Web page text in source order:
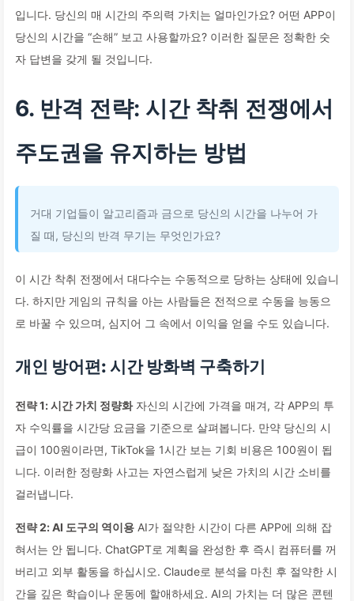
입니다. 당신의 매 시간의 주의력 가치는 얼마인가요? 어떤 APP이
당신의 시간을 “손해” 보고 사용할까요? 이러한 질문은 정확한 숫
자 답변을 갖게 될 것입니다.
6. 반격 전략: 시간 착취 전쟁에서
주도권을 유지하는 방법
거대 기업들이 알고리즘과 금으로 당신의 시간을 나누어 가
질 때, 당신의 반격 무기는 무엇인가요?
이 시간 착취 전쟁에서 대다수는 수동적으로 당하는 상태에 있습니
다. 하지만 게임의 규칙을 아는 사람들은 전적으로 수동을 능동으
로 바꿀 수 있으며, 심지어 그 속에서 이익을 얻을 수도 있습니다.
개인 방어편: 시간 방화벽 구축하기
전략 1: 시간 가치 정량화자신의 시간에 가격을 매겨, 각 APP의 투
자 수익률을 시간당 요금을 기준으로 살펴봅니다. 만약 당신의 시
급이 100원이라면, TikTok을 1시간 보는 기회 비용은 100원이 됩
니다. 이러한 정량화 사고는 자연스럽게 낮은 가치의 시간 소비를
걸러냅니다.
전략 2: AI 도구의 역이용 AI가 절약한 시간이 다른 APP에 의해 잡
혀서는 안 됩니다. ChatGPT로 계획을 완성한 후 즉시 컴퓨터를 꺼
버리고 외부 활동을 하십시오. Claude로 분석을 마친 후 절약한 시
간을 깊은 학습이나 운동에 할애하세요. AI의 가치는 더 많은 콘텐